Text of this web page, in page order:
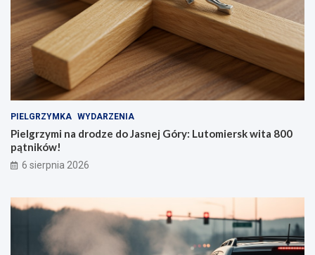
PIELGRZYMKA WYDARZENIA
Pielgrzymi na drodze do Jasnej Góry: Lutomiersk wita 800
pątników!
6 sierpnia 2026